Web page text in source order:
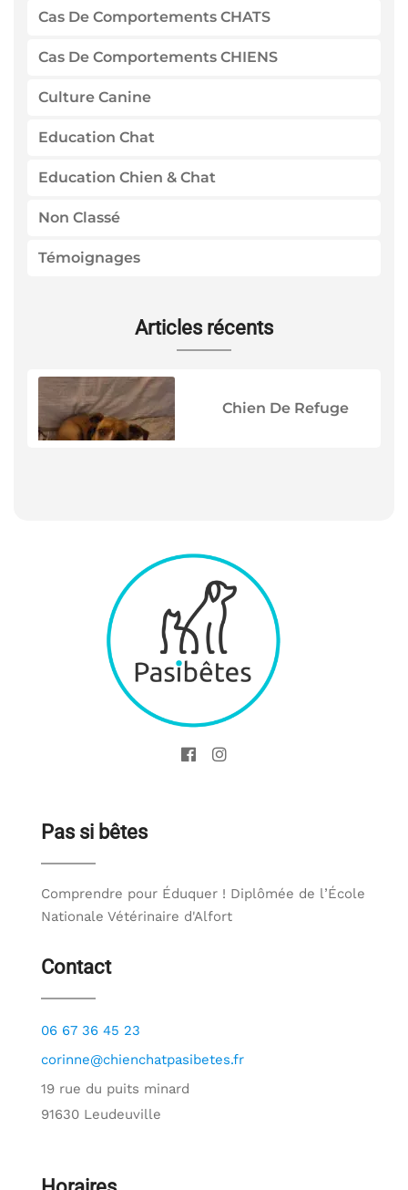
Cas De Comportements CHATS
Cas De Comportements CHIENS
Culture Canine
Education Chat
Education Chien & Chat
Non Classé
Témoignages
Articles récents
Chien De Refuge
Pas si bêtes
Comprendre pour Éduquer ! Diplômée de l’École
Nationale Vétérinaire d'Alfort
Contact
06 67 36 45 23
corinne@chienchatpasibetes.fr
19 rue du puits minard
91630 Leudeuville